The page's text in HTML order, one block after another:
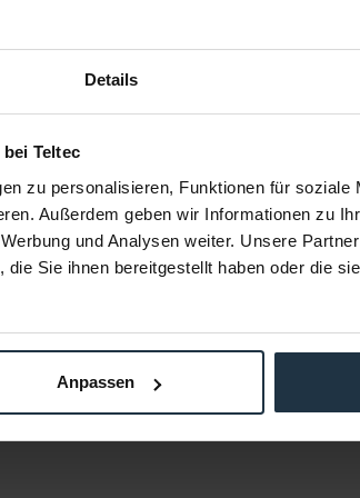
Details
Teltec
zu personalisieren, Funktionen für soziale
Außerdem geben wir Informationen zu
und Analysen weiter. Unsere
Sie ihnen bereitgestellt haben oder die
Anpassen
Avenger C4465-1
Artikelnummer: 12271969
-39% € 36,89
Brutto: € 43,90
-36%